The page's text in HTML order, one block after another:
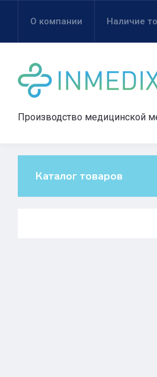
О компании Наличие
Производство медицинской
Каталог товаров